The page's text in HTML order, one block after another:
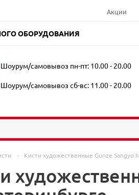
Акции
ОБОРУДОВАНИЯ
Шоурум/самовывоз пн-пт: 10.00 - 20.00
Шоурум/самовывоз сб-вс: 11.00 - 20.00
- Кисти художественные Gunze Sangyo